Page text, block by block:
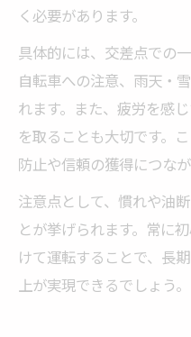
く必要があります。
具体的には、交差点での
自転車への注意、雨天・
れます。また、疲労を感
を取ることも大切です。
防止や信頼の獲得につなが
注意点として、慣れや油
とが挙げられます。常に
けて運転することで、長
上が実現できるでしょう。